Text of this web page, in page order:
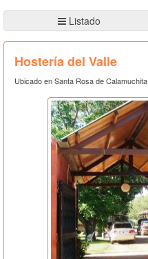
Listado
Hostería del Valle
Ubicado en Santa Rosa de Calamuchita